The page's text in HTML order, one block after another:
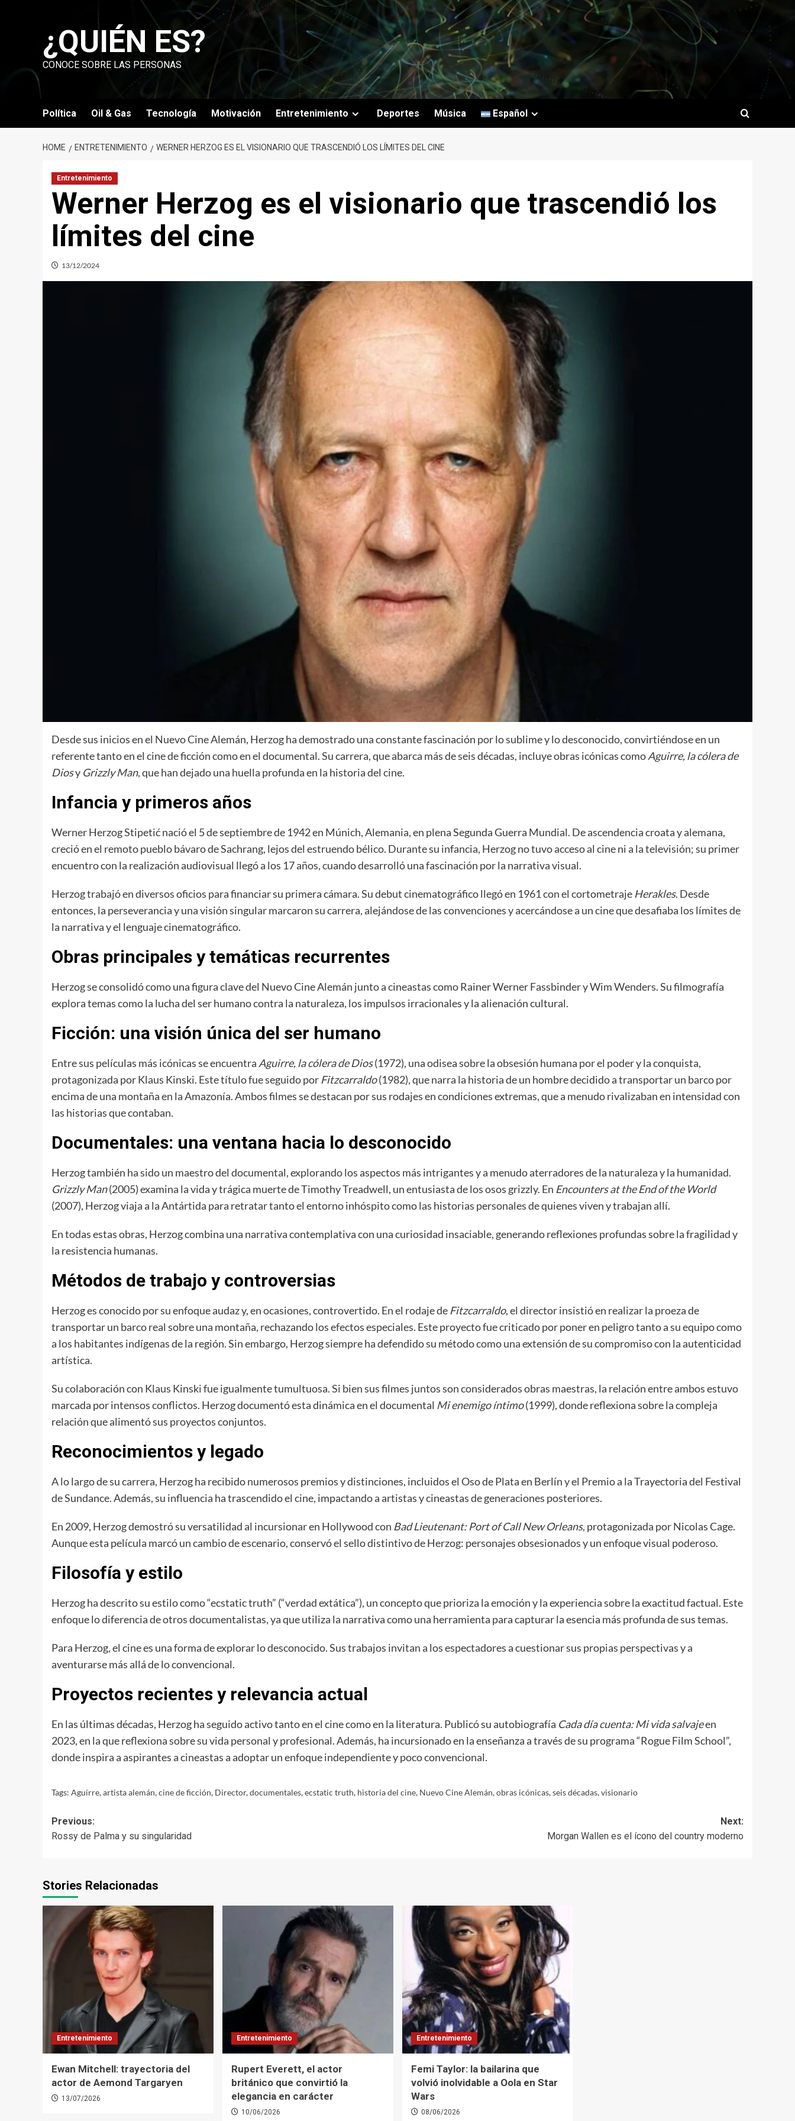
¿QUIÉN ES?
CONOCE SOBRE LAS PERSONAS
Política Oil & Gas Tecnología Motivación Entretenimiento Deportes Música Español
HOME ENTRETENIMIENTO WERNER HERZOG ES EL VISIONARIO QUE TRASCENDIÓ LOS LÍMITES DEL CINE
Entretenimiento
Werner Herzog es el visionario que trascendió los
límites del cine
13/12/2024
Desde sus inicios en el Nuevo Cine Alemán, Herzog ha demostrado una constante fascinación por lo sublime y lo desconocido, convirtiéndose en un
referente tanto en el cine de ficción como en el documental. Su carrera, que abarca más de seis décadas, incluye obras icónicas comoAguirre, la cólera de
Diosy Grizzly Man, que han dejado una huella profunda en la historia del cine.
Infancia y primeros años
Werner Herzog Stipetić nació el 5 de septiembre de 1942 en Múnich, Alemania, en plena Segunda Guerra Mundial. De ascendencia croata y alemana,
creció en el remoto pueblo bávaro de Sachrang, lejos del estruendo bélico. Durante su infancia, Herzog no tuvo acceso al cine ni a la televisión; su primer
encuentro con la realización audiovisual llegó a los 17 años, cuando desarrolló una fascinación por la narrativa visual.
Herzog trabajó en diversos oficios para financiar su primera cámara. Su debut cinematográfico llegó en 1961 con el cortometraje Herakles. Desde
entonces, la perseverancia y una visión singular marcaron su carrera, alejándose de las convenciones y acercándose a un cine que desafiaba los límites de
la narrativa y el lenguaje cinematográfico.
Obras principales y temáticas recurrentes
Herzog se consolidó como una figura clave del Nuevo Cine Alemán junto a cineastas como Rainer Werner Fassbinder y Wim Wenders. Su filmografía
explora temas como la lucha del ser humano contra la naturaleza, los impulsos irracionales y la alienación cultural.
Ficción: una visión única del ser humano
Entre sus películas más icónicas se encuentra Aguirre, la cólera de Dios(1972), una odisea sobre la obsesión humana por el poder y la conquista,
protagonizada por Klaus Kinski. Este título fue seguido por Fitzcarraldo(1982), que narra la historia de un hombre decidido a transportar un barco por
encima de una montaña en la Amazonía. Ambos filmes se destacan por sus rodajes en condiciones extremas, que a menudo rivalizaban en intensidad con
las historias que contaban.
Documentales: una ventana hacia lo desconocido
Herzog también ha sido un maestro del documental, explorando los aspectos más intrigantes y a menudo aterradores de la naturaleza y la humanidad.
Grizzly Man(2005) examina la vida y trágica muerte de Timothy Treadwell, un entusiasta de los osos grizzly. En Encounters at the End of the World
(2007), Herzog viaja a la Antártida para retratar tanto el entorno inhóspito como las historias personales de quienes viven y trabajan allí.
En todas estas obras, Herzog combina una narrativa contemplativa con una curiosidad insaciable, generando reflexiones profundas sobre la fragilidad y
la resistencia humanas.
Métodos de trabajo y controversias
Herzog es conocido por su enfoque audaz y, en ocasiones, controvertido. En el rodaje de Fitzcarraldo, el director insistió en realizar la proeza de
transportar un barco real sobre una montaña, rechazando los efectos especiales. Este proyecto fue criticado por poner en peligro tanto a su equipo como
a los habitantes indígenas de la región. Sin embargo, Herzog siempre ha defendido su método como una extensión de su compromiso con la autenticidad
artística.
Su colaboración con Klaus Kinski fue igualmente tumultuosa. Si bien sus filmes juntos son considerados obras maestras, la relación entre ambos estuvo
marcada por intensos conflictos. Herzog documentó esta dinámica en el documental Mi enemigo íntimo(1999), donde reflexiona sobre la compleja
relación que alimentó sus proyectos conjuntos.
Reconocimientos y legado
A lo largo de su carrera, Herzog ha recibido numerosos premios y distinciones, incluidos el Oso de Plata en Berlín y el Premio a la Trayectoria del Festival
de Sundance. Además, su influencia ha trascendido el cine, impactando a artistas y cineastas de generaciones posteriores.
En 2009, Herzog demostró su versatilidad al incursionar en Hollywood con Bad Lieutenant: Port of Call New Orleans, protagonizada por Nicolas Cage.
Aunque esta película marcó un cambio de escenario, conservó el sello distintivo de Herzog: personajes obsesionados y un enfoque visual poderoso.
Filosofía y estilo
Herzog ha descrito su estilo como “ecstatic truth” (“verdad extática”), un concepto que prioriza la emoción y la experiencia sobre la exactitud factual. Este
enfoque lo diferencia de otros documentalistas, ya que utiliza la narrativa como una herramienta para capturar la esencia más profunda de sus temas.
Para Herzog, el cine es una forma de explorar lo desconocido. Sus trabajos invitan a los espectadores a cuestionar sus propias perspectivas y a
aventurarse más allá de lo convencional.
Proyectos recientes y relevancia actual
En las últimas décadas, Herzog ha seguido activo tanto en el cine como en la literatura. Publicó su autobiografía Cada día cuenta: Mi vida salvajeen
2023, en la que reflexiona sobre su vida personal y profesional. Además, ha incursionado en la enseñanza a través de su programa “Rogue Film School”,
donde inspira a aspirantes a cineastas a adoptar un enfoque independiente y poco convencional.
Tags: Aguirre,artista alemán,cine de ficción, Director,documentales,ecstatic truth, historia del cine, Nuevo Cine Alemán,obras icónicas,seis décadas,visionario
Post
navigation
Previous:
Rossy de Palma y su singularidad
Next:
Morgan Wallen es el ícono del country moderno
Stories Relacionadas
Entretenimiento
Ewan Mitchell: trayectoria del
actor de Aemond Targaryen
13/07/2026
Entretenimiento
Rupert Everett, el actor
británico que convirtió la
elegancia en carácter
10/06/2026
Entretenimiento
Femi Taylor: la bailarina que
volvió inolvidable a Oola en Star
Wars
08/06/2026